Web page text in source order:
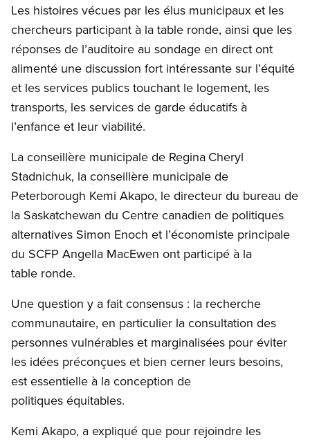
Les histoires vécues par les élus municipaux et les
chercheurs participant à la table ronde, ainsi que les
réponses de l’auditoire au sondage en direct ont
alimenté une discussion fort intéressante sur l’équité
et les services publics touchant le logement, les
transports, les services de garde éducatifs à
l’enfance et leur viabilité.
La conseillère municipale de Regina Cheryl
Stadnichuk, la conseillère municipale de
Peterborough Kemi Akapo, le directeur du bureau de
la Saskatchewan du Centre canadien de politiques
alternatives Simon Enoch et l’économiste principale
du SCFP Angella MacEwen ont participé à la
table ronde.
Une question y a fait consensus : la recherche
communautaire, en particulier la consultation des
personnes vulnérables et marginalisées pour éviter
les idées préconçues et bien cerner leurs besoins,
est essentielle à la conception de
politiques équitables.
Kemi Akapo, a expliqué que pour rejoindre les